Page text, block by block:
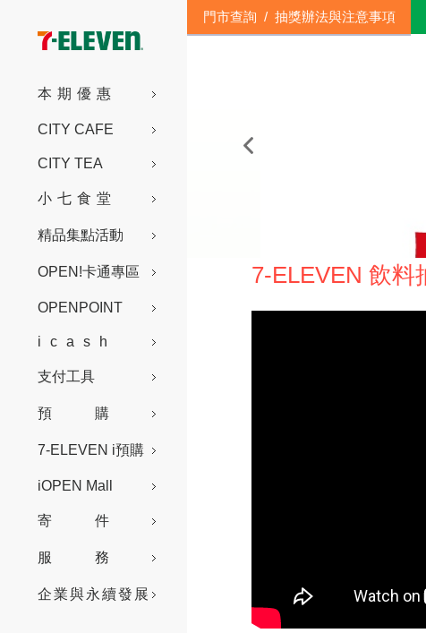
本期優惠
CITY CAFE
CITY TEA
小七食堂
精品集點活動
OPEN!卡通專區
OPENPOINT
icash
支付工具
預購
7-ELEVEN i預購
iOPEN Mall
寄件
服務
企業與永續發展
門市查詢 / 抽獎辦法與注意事項
7-ELEVEN 飲料